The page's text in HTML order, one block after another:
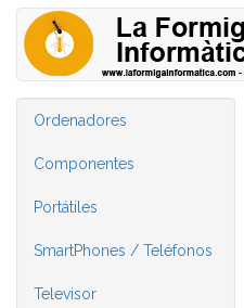
Ordenadores
Componentes
Portátiles
SmartPhones / Teléfonos
Televisor